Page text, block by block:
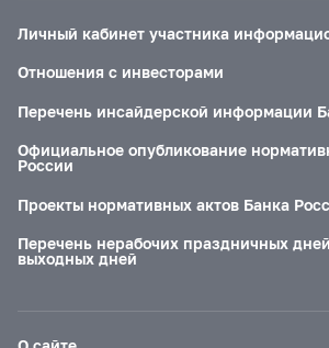
Личный кабинет участника
Отношения с инвесторами
Перечень инсайдерской информации
Официальное опубликование
России
Проекты нормативных актов Банка
Перечень нерабочих праздничных
выходных дней